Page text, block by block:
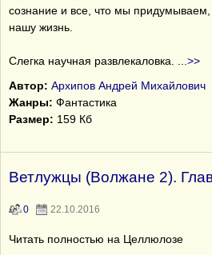
сознание и все, что мы придумываем,
нашу жизнь.
Слегка научная развлекаловка.
>>
Автор: Архипов Андрей Михайлович
Жанры: Фантастика
Размер: 159 Кб
Ветлужцы (Волжане 2).
0 22.10.2016
Читать полностью на Целлюлозе